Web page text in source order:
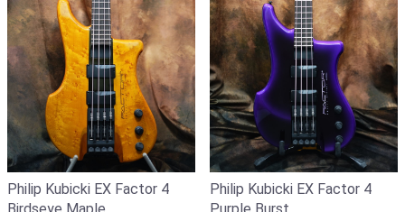
Philip Kubicki EX Factor 4
Philip Kubicki EX Factor 4